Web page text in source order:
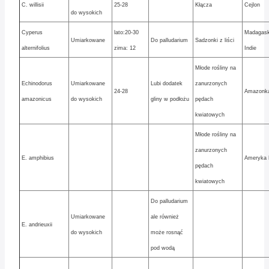
C. willisii
do wysokich
25-28 Kłącza Cejlon
Cyperus
alternifolius
Umiarkowane
lato:20-30
zima: 12
Do palludarium Sadzonki z liści
Indie
Echinodorus
amazonicus
Umiarkowane
do wysokich
24-28
Lubi dodatek
gliny w podłożu
Młode rośliny na
zanurzonych
pędach
kwiatowych
E. amphibius
Młode rośliny na
zanurzonych
pędach
kwiatowych
Ameryka
E. andrieuxii
Umiarkowane
do wysokich
Do palludarium
ale również
może rosnąć
pod wodą